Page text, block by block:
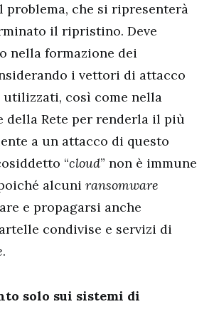
problema, che si ripresenterà
il ripristino. Deve
nella formazione dei
i vettori di attacco
utilizzati, così come nella
della Rete per renderla il più
a un attacco di questo
“cloud” non è immune
alcuni ransomware
e propagarsi anche
condivise e servizi di
.
solo sui sistemi di